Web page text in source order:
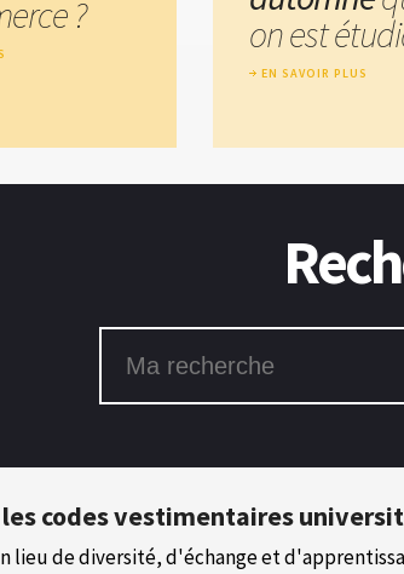
codes vestimentaires
lieu de diversité, d'échange et
?
on est
EN SAVOIR PLUS